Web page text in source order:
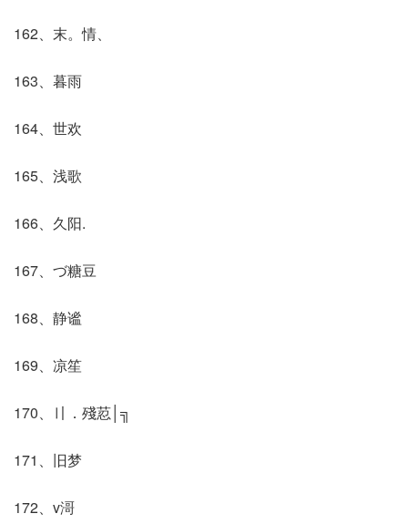
162、末。情、
163、暮雨
164、世欢
165、浅歌
166、久阳.
167、づ糖豆
168、静谧
169、凉笙
170、〢．殘荵│╗
171、旧梦
172、v滒